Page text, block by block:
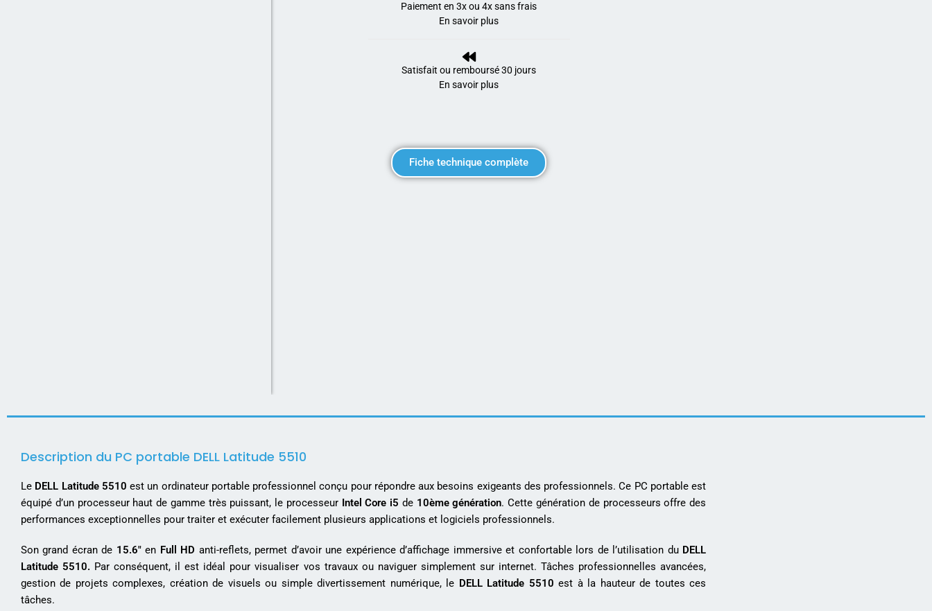
Paiement en 3x ou 4x sans frais
En savoir plus
Satisfait ou remboursé 30 jours
En savoir plus
Fiche technique complète
Description du PC portable DELL Latitude 5510
Le DELL Latitude 5510 est un ordinateur portable professionnel conçu pour répondre aux besoins exigeants des professionnels. Ce PC portable est
équipé d’un processeur haut de gamme très puissant, le processeur Intel Core i5 de 10ème génération. Cette génération de processeurs offre des
performances exceptionnelles pour traiter et exécuter facilement plusieurs applications et logiciels professionnels.
Son grand écran de 15.6″en Full HD anti-reflets, permet d’avoir une expérience d’affichage immersive et confortable lors de l’utilisation du DELL
Latitude 5510. Par conséquent, il est idéal pour visualiser vos travaux ou naviguer simplement sur internet. Tâches professionnelles avancées,
gestion de projets complexes, création de visuels ou simple divertissement numérique, le DELL Latitude 5510 est à la hauteur de toutes ces
tâches.